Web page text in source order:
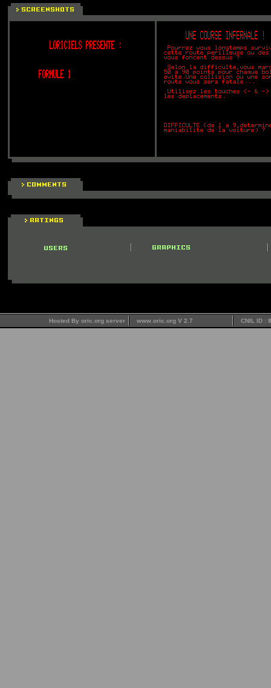
Hosted By oric.org server www.oric.org V 2.7 CNIL ID :